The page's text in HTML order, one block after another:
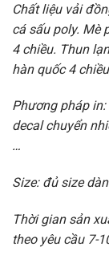
Chất liệu vải
cá sấu poly. Mè
4 chiều. Thun
hàn quốc 4
Phương pháp in:
decal chuyển
…
Size: đủ size
Thời gian sản
theo yêu cầu 7-